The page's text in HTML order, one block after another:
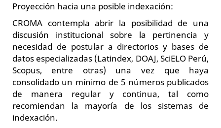
Proyección hacia una posible indexación:
CROMA contempla abrir la posibilidad de una
discusión institucional sobre la pertinencia y
necesidad de postular a directorios y bases de
datos especializadas (Latindex, DOAJ, SciELO Perú,
Scopus, entre otras) una vez que haya
consolidado un mínimo de 5 números publicados
de manera regular y continua, tal como
recomiendan la mayoría de los sistemas de
indexación.